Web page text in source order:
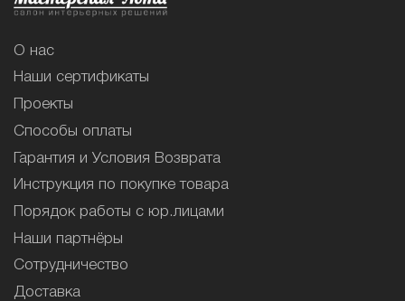
О нас
Наши сертификаты
Проекты
Способы оплаты
Гарантия и Условия Возврата
Инструкция по покупке товара
Порядок работы с юр.лицами
Наши партнёры
Сотрудничество
Доставка